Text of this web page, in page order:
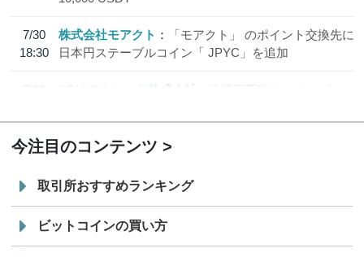
7/30
18:30
株式会社モアクト
「モアクト」 のポイント交換先に
日本円ステーブルコイン「 JPYC」を追加
7/29
SBI VCトレード株式会社
信託型円建てステーブル
今注目のコンテンツ
取引所おすすめランキング
ビットコインの買い方